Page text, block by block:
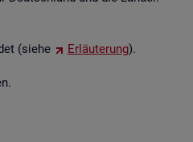
(siehe Er­läu­te­rung).